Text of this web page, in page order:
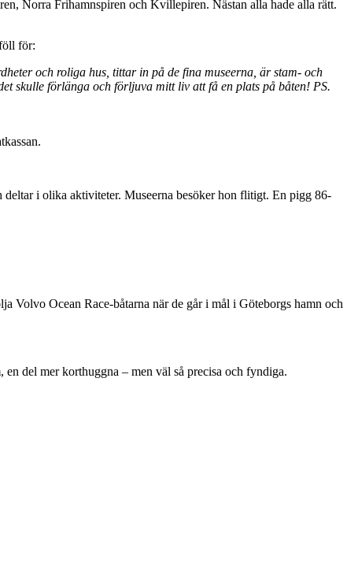
Norra Frihamnspiren och Kvillepiren. Nästan alla hade alla rätt.
för:
och roliga hus, tittar in på de fina museerna, är stam- och
skulle förlänga och förljuva mitt liv att få en plats på båten! PS.
deltar i olika aktiviteter. Museerna besöker hon flitigt. En pigg 86-
Volvo Ocean Race-båtarna när de går i mål i Göteborgs hamn och
del mer korthuggna – men väl så precisa och fyndiga.